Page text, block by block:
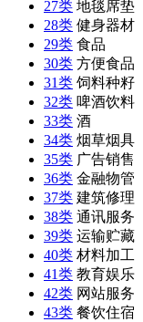
27类 地毯席垫
28类 健身器材
29类 食品
30类 方便食品
31类 饲料种籽
32类 啤酒饮料
33类 酒
34类 烟草烟具
35类 广告销售
36类 金融物管
37类 建筑修理
38类 通讯服务
39类 运输贮藏
40类 材料加工
41类 教育娱乐
42类 网站服务
43类 餐饮住宿